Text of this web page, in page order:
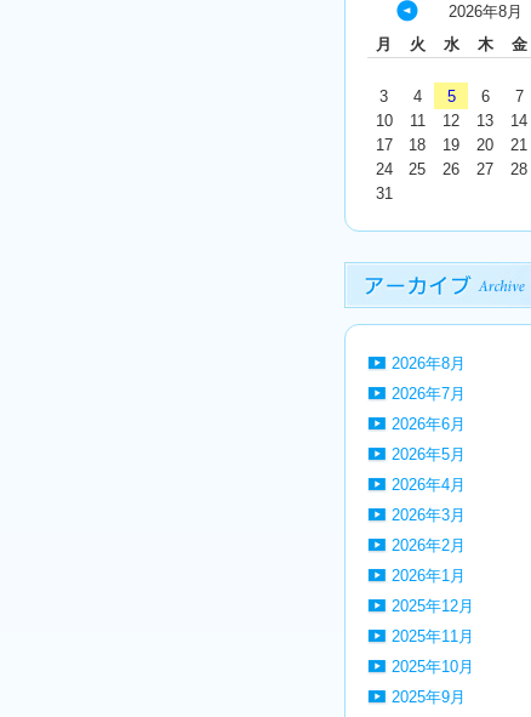
2026年8月
月
火 水 木 金
« 7
月
3
4 5 6 7
10
11 12 13 14
17
18 19 20 21
24
25 26 27 28
31
2026年8月
2026年7月
2026年6月
2026年5月
2026年4月
2026年3月
2026年2月
2026年1月
2025年12月
2025年11月
2025年10月
2025年9月